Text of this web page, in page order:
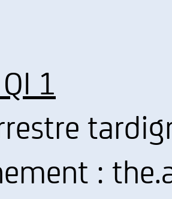
1
: